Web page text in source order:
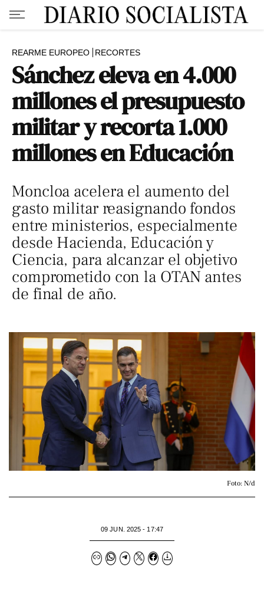
REARME EUROPEO RECORTES
Sánchez eleva en 4.000
millones el presupuesto
militar y recorta 1.000
millones en Educación
Moncloa acelera el aumento del
gasto militar reasignando fondos
entre ministerios, especialmente
desde Hacienda, Educación y
Ciencia, para alcanzar el objetivo
comprometido con la OTAN antes
de final de año.
Foto: N/d
09 JUN. 2025 - 17:47